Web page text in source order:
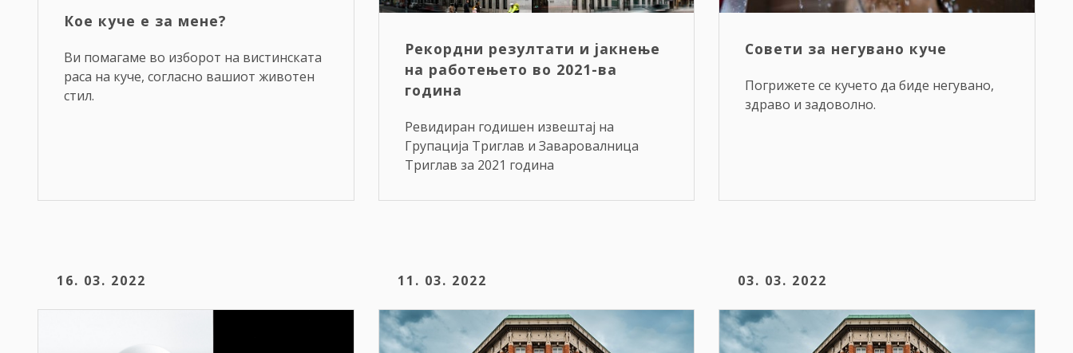
Кое куче е за мене?
Ви помагаме во изборот на вистинската
раса на куче, согласно вашиот животен
стил.
Рекордни резултати и јакнење
на работењето во 2021-ва
година
Ревидиран годишен извештај на
Групација Триглав и Заваровалница
Триглав за 2021 година
Совети за негувано куче
Погрижете се кучето да биде негувано,
здраво и задоволно.
16. 03. 2022 11. 03. 2022 03. 03. 2022